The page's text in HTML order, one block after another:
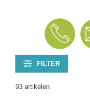
FILTER
93 artikelen